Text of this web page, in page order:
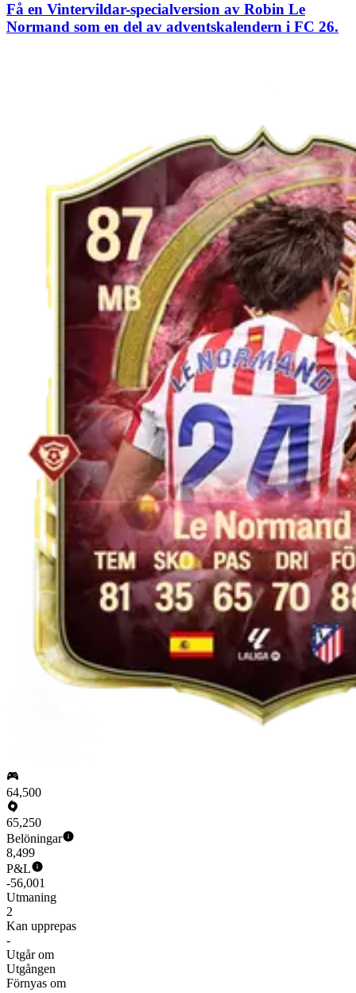
Få en Vintervildar-specialversion av Robin Le
Normand som en del av adventskalendern i FC 26.
64,500
65,250
Belöningar
8,499
P&L
-56,001
Utmaning
2
Kan upprepas
-
Utgår om
Utgången
Förnyas om